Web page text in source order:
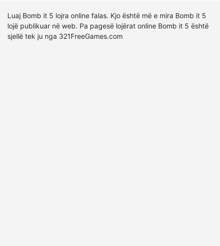
Luaj Bomb it 5 lojra online falas. Kjo është më e mira Bomb it 5
lojë publikuar në web. Pa pagesë lojërat online Bomb it 5 është
sjellë tek ju nga 321FreeGames.com